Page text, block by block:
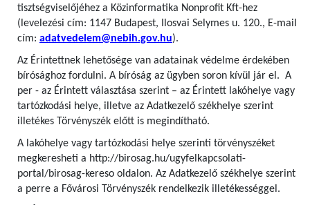
tisztségviselőjéhez a Közinformatika Nonprofit Kft-hez
(levelezési cím: 1147 Budapest, Ilosvai Selymes u. 120., E-mail
cím: adatvedelem@nebih.gov.hu).
Az Érintettnek lehetősége van adatainak védelme érdekében
bírósághoz fordulni. A bíróság az ügyben soron kívül jár el. A
per - az Érintett választása szerint – az Érintett lakóhelye vagy
tartózkodási helye, illetve az Adatkezelő székhelye szerint
illetékes Törvényszék előtt is megindítható.
A lakóhelye vagy tartózkodási helye szerinti törvényszéket
megkeresheti a http://birosag.hu/ugyfelkapcsolati-
portal/birosag-kereso oldalon. Az Adatkezelő székhelye szerint
a perre a Fővárosi Törvényszék rendelkezik illetékességgel.